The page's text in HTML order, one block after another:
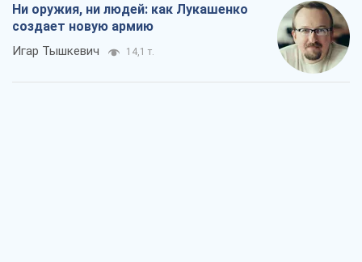
Ни оружия, ни людей: как Лукашенко
создает новую армию
Игар Тышкевич 14,1 т.